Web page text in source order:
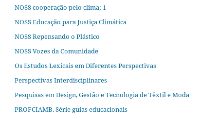
NOSS cooperação pelo clima; 1
NOSS Educação para Justiça Climática
NOSS Repensando o Plástico
NOSS Vozes da Comunidade
Os Estudos Lexicais em Diferentes Perspectivas
Perspectivas Interdisciplinares
Pesquisas em Design, Gestão e Tecnologia de Têxtil e Moda
PROFCIAMB. Série guias educacionais